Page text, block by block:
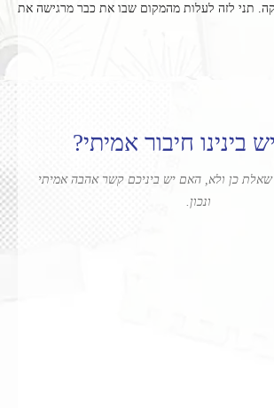
תני לזה לעלות מהמקום שבו את כבר מרגישה את
בינינו חיבור אמיתי?
כן ולא, האם יש ביניכם קשר אהבה אמיתי
ונכון.